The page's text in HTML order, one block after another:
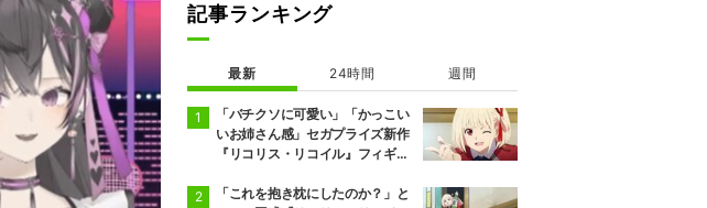
記事ランキング
最新 24時間 週間
「バチクソに可愛い」「かっこい
いお姉さん感」セガプライズ新作
『リコリス・リコイル』フィギュ
「これを抱き枕にしたのか？」と